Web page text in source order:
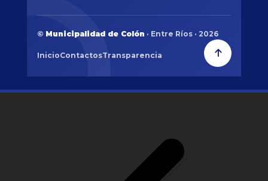
© Municipalidad de Colón · Entre Ríos · 2026
InicioContactosTransparencia